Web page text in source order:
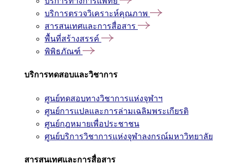
บริการตรวจวิเคราะห์คุณภาพ
สารสนเทศและการสื่อสาร
พื้นที่สร้างสรรค์
พิพิธภัณฑ์
บริการทดสอบและวิชาการ
ศูนย์ทดสอบทางวิชาการแห่งจุฬาฯ
ศูนย์การแปลและการล่ามเฉลิมพระเกียรติ
ศูนย์กฎหมายเพื่อประชาชน
ศูนย์บริการวิชาการแห่งจุฬาลงกรณ์มหาวิทยาลัย
สารสนเทศและการสื่อสาร